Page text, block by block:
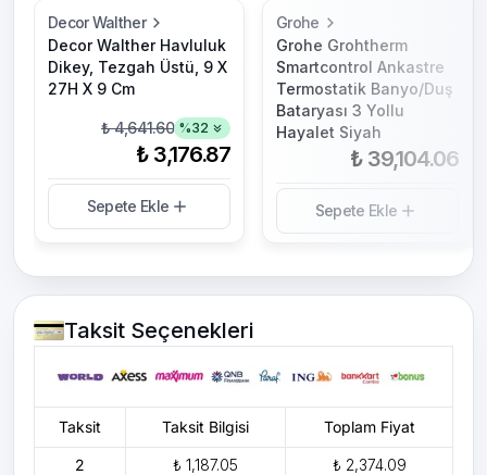
Decor Walther
Decor Walther Havluluk
Dikey, Tezgah Üstü, 9 X
27H X 9 Cm
₺ 4,641.60 %32
₺ 3,176.87
Sepete Ekle
Grohe
Grohe Grohtherm
Smartcontrol Ankastre
Termostatik Banyo/Duş
Bataryası 3 Yollu
Hayalet Siyah
₺ 39,104.06
Sepete Ekle
Taksit Seçenekleri
Taksit Taksit Bilgisi Toplam Fiyat
2 ₺ 1,187.05
₺ 2,374.09